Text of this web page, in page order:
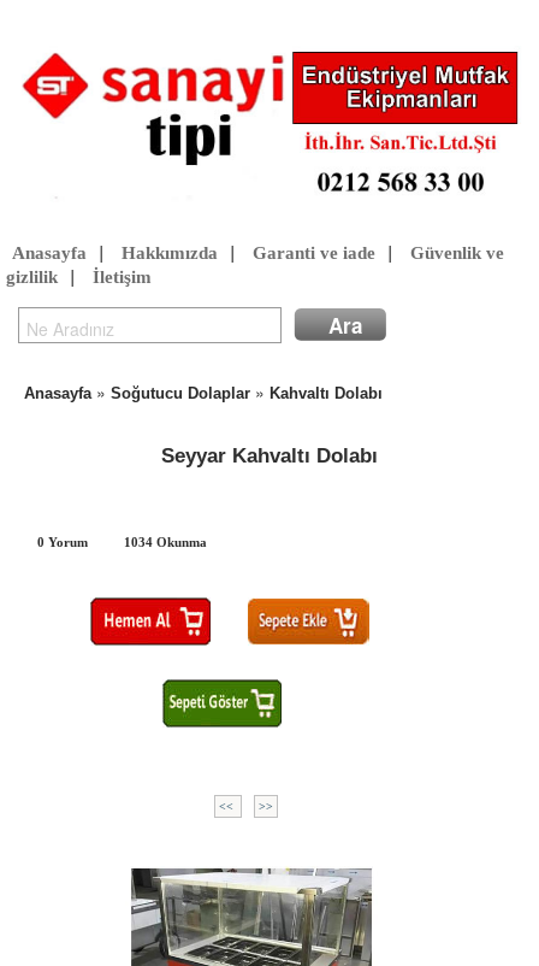
Anasayfa Hakkımızda Garanti ve iade
Güvenlik ve
gizlilik
İletişim
Anasayfa» Soğutucu Dolaplar » Kahvaltı Dolabı
Seyyar Kahvaltı Dolabı
0 Yorum 1034 Okunma
<< >>